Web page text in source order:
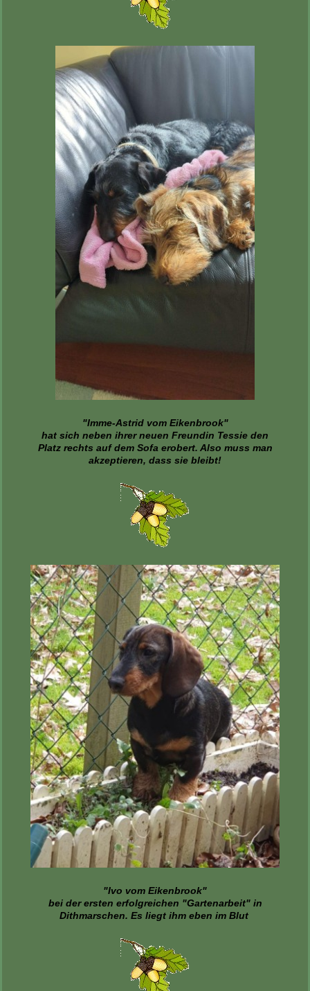
"Imme-Astrid vom Eikenbrook"
hat sich neben ihrer neuen Freundin Tessie den
Platz rechts auf dem Sofa erobert. Also muss man
akzeptieren, dass sie bleibt!
"Ivo vom Eikenbrook"
bei der ersten erfolgreichen "Gartenarbeit" in
Dithmarschen. Es liegt ihm eben im Blut